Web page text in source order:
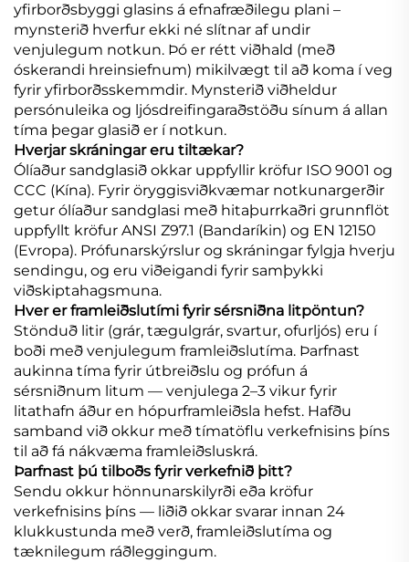
yfirborðsbyggi glasins á efnafræðilegu plani –
mynsterið hverfur ekki né slítnar af undir
venjulegum notkun. Þó er rétt viðhald (með
óskerandi hreinsiefnum) mikilvægt til að koma í veg
fyrir yfirborðsskemmdir. Mynsterið viðheldur
persónuleika og ljósdreifingaraðstöðu sínum á allan
tíma þegar glasið er í notkun.
Hverjar skráningar eru tiltækar?
Ólíaður sandglasið okkar uppfyllir kröfur ISO 9001 og
CCC (Kína). Fyrir öryggisviðkvæmar notkunargerðir
getur ólíaður sandglasi með hitaþurrkaðri grunnflöt
uppfyllt kröfur ANSI Z97.1 (Bandaríkin) og EN 12150
(Evropa). Prófunarskýrslur og skráningar fylgja hverju
sendingu, og eru viðeigandi fyrir samþykki
viðskiptahagsmuna.
Hver er framleiðslutími fyrir sérsniðna litpöntun?
Stönduð litir (grár, tægulgrár, svartur, ofurljós) eru í
boði með venjulegum framleiðslutíma. Þarfnast
aukinna tíma fyrir útbreiðslu og prófun á
sérsniðnum litum — venjulega 2–3 vikur fyrir
litathafn áður en hópurframleiðsla hefst. Hafðu
samband við okkur með tímatöflu verkefnisins þíns
til að fá nákvæma framleiðsluskrá.
Þarfnast þú tilboðs fyrir verkefnið þitt?
Sendu okkur hönnunarskilyrði eða kröfur
verkefnisins þíns — liðið okkar svarar innan 24
klukkustunda með verð, framleiðslutíma og
tæknilegum ráðleggingum.